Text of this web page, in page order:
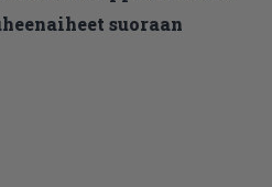
suoraan